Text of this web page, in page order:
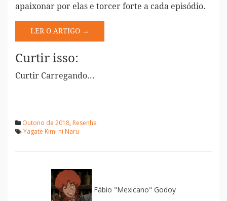
apaixonar por elas e torcer forte a cada episódio.
LER O ARTIGO →
Curtir isso:
Curtir Carregando...
Outono de 2018, Resenha
Yagate Kimi ni Naru
Fábio "Mexicano" Godoy